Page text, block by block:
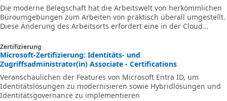
Die moderne Belegschaft hat die Arbeitswelt von herkömmlichen
Büroumgebungen zum Arbeiten von praktisch überall umgestellt.
Diese Änderung des Arbeitsorts erfordert eine in der Cloud
Diese Umgebung mit Identitätsüberwachung wird als Security
Service Edge (SSE) bezeichnet. Die SSE-Lösung von Microsoft
umfasst Microsoft Entra-Internetzugriff und Microsoft Entra-
Privatzugriff, die gemeinsam als globaler sicherer Zugriff
bezeichnet werden. Diese Lösung
Zertifizierung
Microsoft-Zertifizierung: Identitäts- und
Zugriffsadministrator(in) Associate - Certifications
Veranschaulichen der Features von Microsoft Entra ID, um
Identitätslösungen zu modernisieren sowie Hybridlösungen und
Identitätsgovernance zu implementieren